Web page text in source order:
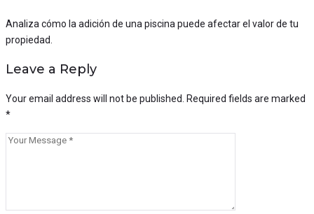
Analiza cómo la adición de una piscina puede afectar el valor de tu
propiedad.
Leave a Reply
Your email address will not be published.
Required fields are marked
*